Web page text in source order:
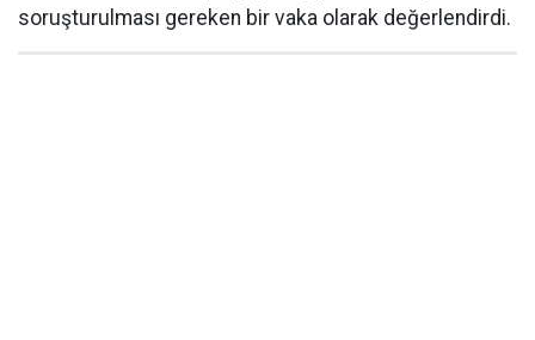
soruşturulması gereken bir vaka olarak değerlendirdi.